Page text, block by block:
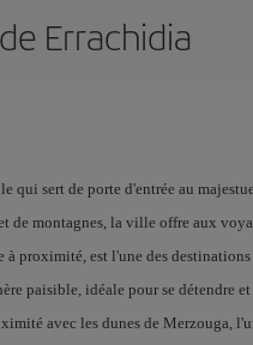
Errachidia
sert de porte d'entrée au
de montagnes, la ville offre aux
proximité, est l'une des
paisible, idéale pour se détendre
avec les dunes de Merzouga,